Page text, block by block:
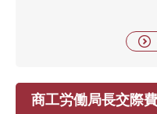
商工労働局長交際費